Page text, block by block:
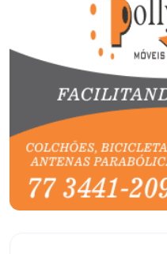
Bom Jesus da Lapa
Boquira
Botuporã
Brasil
Brumado